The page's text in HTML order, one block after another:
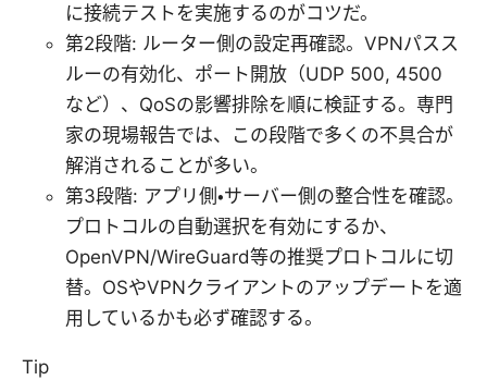
に接続テストを実施するのがコツだ。
第2段階: ルーター側の設定再確認。VPNパスス
ルーの有効化、ポート開放（UDP 500, 4500
など）、QoSの影響排除を順に検証する。専門
家の現場報告では、この段階で多くの不具合が
解消されることが多い。
第3段階: アプリ側・サーバー側の整合性を確認。
プロトコルの自動選択を有効にするか、
OpenVPN/WireGuard等の推奨プロトコルに切
替。OSやVPNクライアントのアップデートを適
用しているかも必ず確認する。
Tip